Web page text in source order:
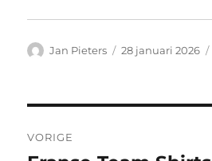
Auteur
Jan Pieters
Geplaatst
28 januari 2026
navigatie
VORIGE